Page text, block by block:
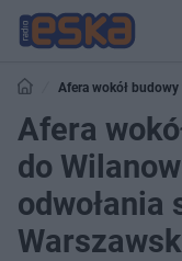
Afera wokół budowy
szefa Tramwajów
Afera
do
odwołania